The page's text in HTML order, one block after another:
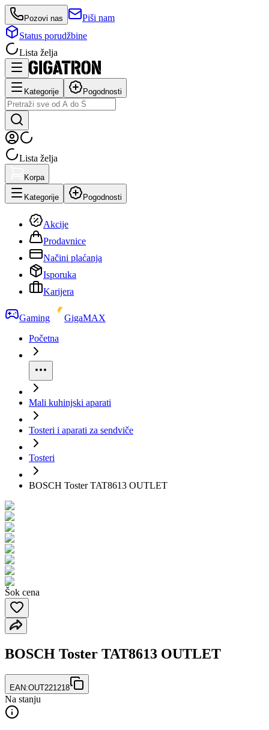
Pozovi nas
Piši nam
Status porudžbine
Lista želja
Kategorije Pogodnosti
Lista želja
Korpa
Kategorije Pogodnosti
Akcije
Prodavnice
Načini plaćanja
Isporuka
Karijera
Gaming
GigaMAX
Početna
Mali kuhinjski aparati
Tosteri i aparati za sendviče
Tosteri
BOSCH Toster TAT8613 OUTLET
Šok cena
BOSCH Toster TAT8613 OUTLET
EAN:OUT221218
Na stanju